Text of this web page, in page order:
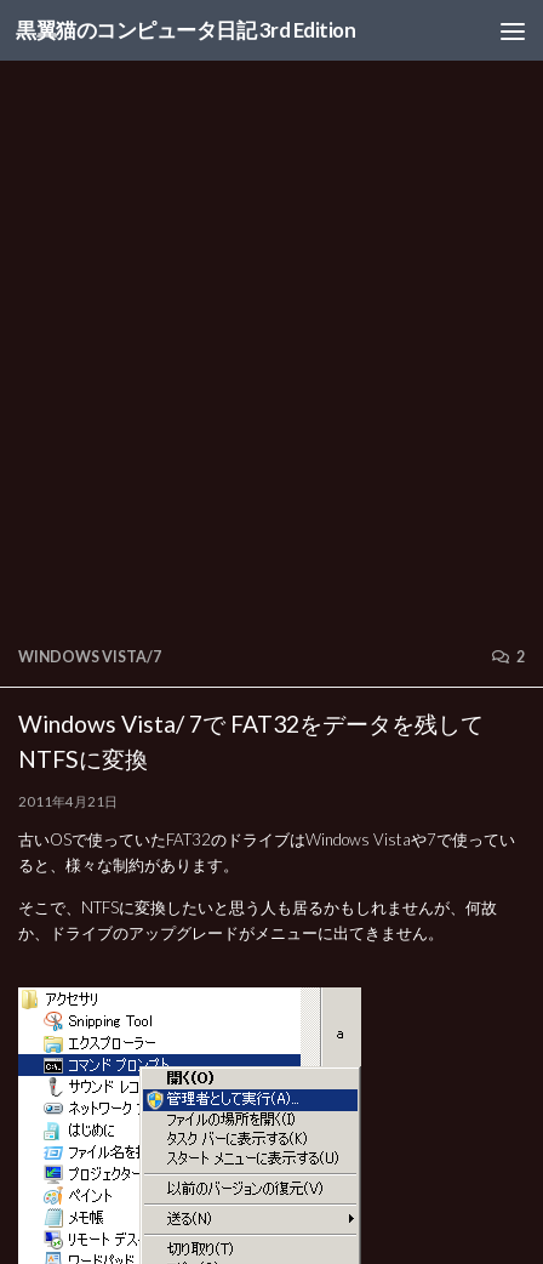
コンテンツへスキップ
黒翼猫のコンピュータ日記 3rd Edition
WINDOWS VISTA/7 2
Windows Vista/ 7で FAT32をデータを残して
NTFSに変換
2011年4月21日
古いOSで使っていたFAT32のドライブはWindows Vistaや7で使ってい
ると、様々な制約があります。
そこで、NTFSに変換したいと思う人も居るかもしれませんが、何故
か、ドライブのアップグレードがメニューに出てきません。